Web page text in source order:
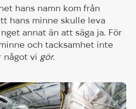
hans namn kom från
hans minne skulle leva
annat än att säga ja. För
och tacksamhet inte
något vi gör.